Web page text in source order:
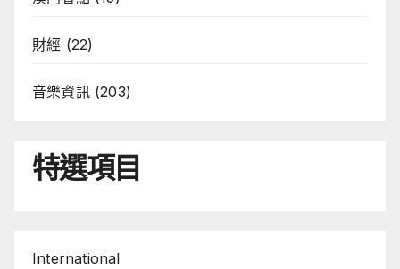
財經 (22)
音樂資訊(203)
特選項目
International